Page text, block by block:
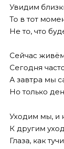
Увидим
То в тот
Не то, что
Сейчас
Сегодня
А завтра мы
Но только
Уходим мы, и
К другим
Глаза, как